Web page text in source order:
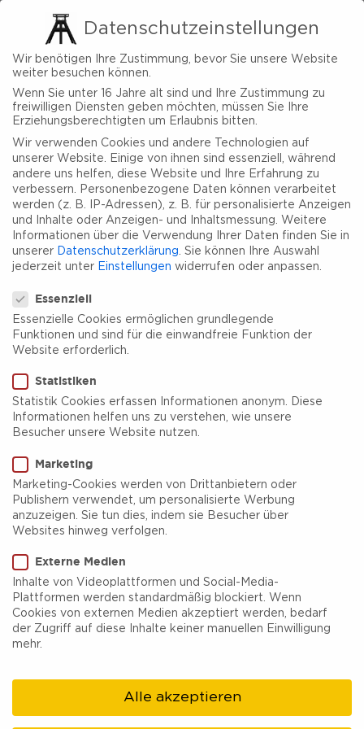
Denkmal für Anne Frank
Kontakt & Anfahrt
Zum Anfang der Seite springen
ÜBER UNS
PRESSE
Datenschutzeinstellungen
Wir benötigen Ihre Zustimmung, bevor Sie unsere Website
weiter besuchen können.
Wenn Sie unter 16 Jahre alt sind und Ihre Zustimmung zu
freiwilligen Diensten geben möchten, müssen Sie Ihre
Erziehungsberechtigten um Erlaubnis bitten.
Wir verwenden Cookies und andere Technologien auf
unserer Website. Einige von ihnen sind essenziell, während
andere uns helfen, diese Website und Ihre Erfahrung zu
verbessern.
Personenbezogene Daten können verarbeitet
werden (z. B. IP-Adressen), z. B. für personalisierte Anzeigen
und Inhalte oder Anzeigen- und Inhaltsmessung.
Weitere
Informationen über die Verwendung Ihrer Daten finden Sie in
unserer
Datenschutzerklärung Sie können Ihre Auswahl
jederzeit unter Einstellungen widerrufen oder anpassen.
Essenziell
Essenzielle Cookies ermöglichen grundlegende
Funktionen und sind für die einwandfreie Funktion der
Website erforderlich.
Statistiken
Statistik Cookies erfassen Informationen anonym. Diese
Informationen helfen uns zu verstehen, wie unsere
Besucher unsere Website nutzen.
Marketing
Marketing-Cookies werden von Drittanbietern oder
Publishern verwendet, um personalisierte Werbung
anzuzeigen. Sie tun dies, indem sie Besucher über
Websites hinweg verfolgen.
Externe Medien
Inhalte von Videoplattformen und Social-Media-
Plattformen werden standardmäßig blockiert. Wenn
Cookies von externen Medien akzeptiert werden, bedarf
der Zugriff auf diese Inhalte keiner manuellen Einwilligung
mehr.
Alle akzeptieren